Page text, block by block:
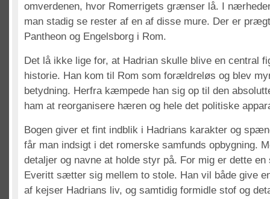
omverdenen, hvor Romerrigets grænser lå. I
man stadig se rester af en af disse mure. Der er
Pantheon og Engelsborg i Rom.
Det lå ikke lige for, at Hadrian skulle blive en central
historie. Han kom til Rom som forældreløs og blev
betydning. Herfra kæmpede han sig op til den
ham at reorganisere hæren og hele det politiske
Bogen giver et fint indblik i Hadrians karakter og
får man indsigt i det romerske samfunds opbygning.
detaljer og navne at holde styr på. For mig er dette en
Everitt sætter sig mellem to stole. Han vil både give
af kejser Hadrians liv, og samtidig formidle stof og